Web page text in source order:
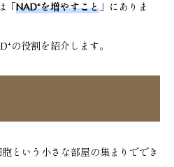
「 NAD⁺を増やすこと 」にありま
の役割を紹介します。
という小さな部屋の集まりででき